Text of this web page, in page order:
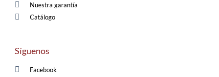
Nuestra garantía
Catálogo
Síguenos
Facebook